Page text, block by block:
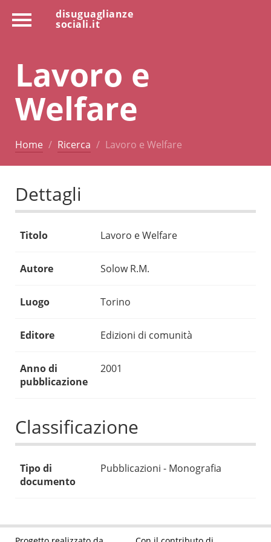
disuguaglianze
sociali.it
Lavoro e
Welfare
Home Ricerca Lavoro e Welfare
Dettagli
Titolo Lavoro e Welfare
Autore Solow R.M.
Luogo Torino
Editore Edizioni di comunità
Anno di
pubblicazione
2001
Classificazione
Tipo di
documento
Pubblicazioni - Monografia